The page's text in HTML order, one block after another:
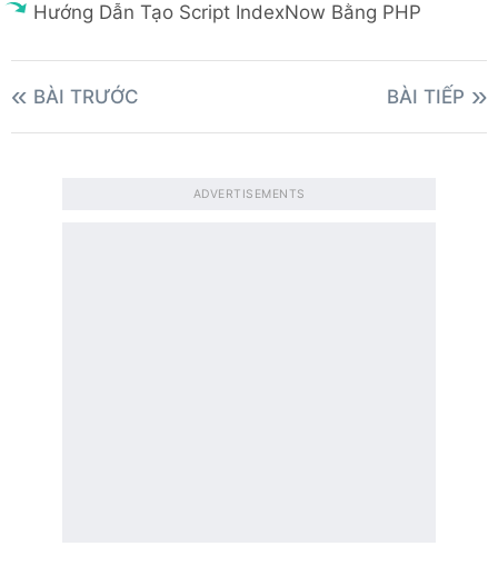
Hướng Dẫn Tạo Script IndexNow Bằng PHP
BÀI TRƯỚC BÀI TIẾP
ADVERTISEMENTS